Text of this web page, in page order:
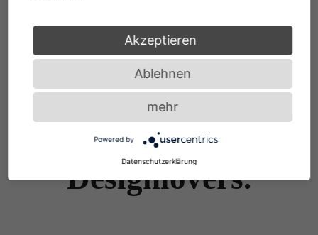
Places. Spaces.
Designlovers.
Akzeptieren
Ablehnen
mehr
Powered by
Datenschutzerklärung